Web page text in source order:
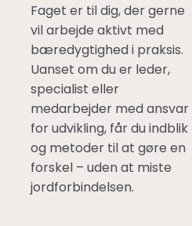
Faget er til dig, der gerne
vil arbejde aktivt med
bæredygtighed i praksis.
Uanset om du er leder,
specialist eller
medarbejder med ansvar
for udvikling, får du indblik
og metoder til at gøre en
forskel – uden at miste
jordforbindelsen.